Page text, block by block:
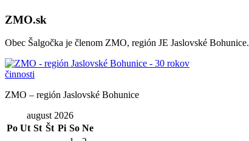
ZMO.sk
Obec Šalgočka je členom ZMO, región JE Jaslovské Bohunice.
ZMO – región Jaslovské Bohunice
august 2026
Po Ut St Št Pi So Ne